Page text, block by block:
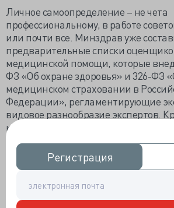
Регистрация
Регистрация
Личное самоопределение – не чета
профессиональному, в работе
или почти все. Минздрав уже
предварительные списки
медицинской помощи, которые
ФЗ «Об охране здоровья» и 326-ФЗ
медицинском страховании в
Федерации», регламентирующие
видовое разнообразие экспертов.
качественности помощи
нозологическим группам и внесены
Минздравом профильные порядки
медицинской помощи и
Эксперт обязан иметь медицинское
образование», рабочий стаж по